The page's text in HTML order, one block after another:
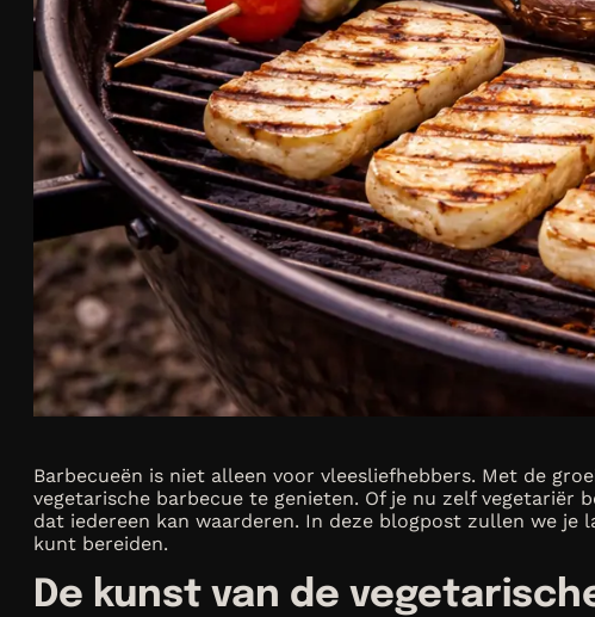
Barbecueën is niet alleen voor vleesliefhebbers. Met de
vegetarische barbecue te genieten. Of je nu zelf vegetariër
dat iedereen kan waarderen. In deze blogpost zullen we je
kunt bereiden.
De kunst van de